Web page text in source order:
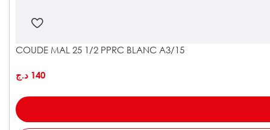
COUDE MAL 25 1/2 PPRC BLANC A3/15
140 د.ج